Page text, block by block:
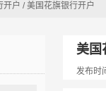
开户 /美国花旗银行开户
美国
发布时